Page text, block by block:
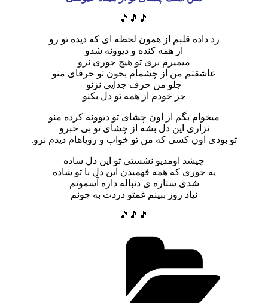
🎵🎵🎵
رد داده قلبم از همون لحظه ای که دیده تو رو
از همه کنده و دیوونه شدو
میمیرم بری تو هیچ جوری نرو
عاشقتم من از چشمام بخون تو حرفای منو
جلو من حرف جدایی نزنو
جز خودم از همه تو دل بکنو
میخوام بگم از اون چشای تو دیوونه کرده منو
نزاری این دل بشه از چشای تو بی خبرو
تو بودی اون کسی که من تو خواب و رویاهام دیدم نرو.
چیشد اومدیو نشستی تو این دل ساده
یه جوری که همه فهمیدن این دل با تو شاده
شدی ستاره ی دنباله داره آسمونم
نیاد روز ببینم غمتو دردت به جونم
🎵🎵🎵